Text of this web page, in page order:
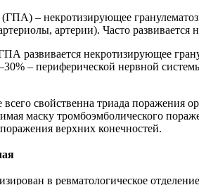
– некротизирующее
артерии). Часто
развивается некротизирующее
– периферической нервной
свойственна триада поражения
маску тромбоэмболического
верхних конечностей.
в ревматологическое